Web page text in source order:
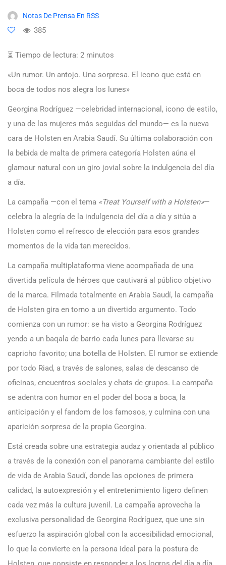
Notas De Prensa En RSS
385
⏳ Tiempo de lectura: 2 minutos
«Un rumor. Un antojo. Una sorpresa. El icono que está en
boca de todos nos alegra los lunes»
Georgina Rodríguez —celebridad internacional, icono de estilo,
y una de las mujeres más seguidas del mundo— es la nueva
cara de Holsten en Arabia Saudí. Su última colaboración con
la bebida de malta de primera categoría Holsten aúna el
glamour natural con un giro jovial sobre la indulgencia del día
a día.
La campaña —con el tema «Treat Yourself with a Holsten»—
celebra la alegría de la indulgencia del día a día y sitúa a
Holsten como el refresco de elección para esos grandes
momentos de la vida tan merecidos.
La campaña multiplataforma viene acompañada de una
divertida película de héroes que cautivará al público objetivo
de la marca. Filmada totalmente en Arabia Saudí, la campaña
de Holsten gira en torno a un divertido argumento. Todo
comienza con un rumor: se ha visto a Georgina Rodríguez
yendo a un baqala de barrio cada lunes para llevarse su
capricho favorito; una botella de Holsten. El rumor se extiende
por todo Riad, a través de salones, salas de descanso de
oficinas, encuentros sociales y chats de grupos. La campaña
se adentra con humor en el poder del boca a boca, la
anticipación y el fandom de los famosos, y culmina con una
aparición sorpresa de la propia Georgina.
Está creada sobre una estrategia audaz y orientada al público
a través de la conexión con el panorama cambiante del estilo
de vida de Arabia Saudí, donde las opciones de primera
calidad, la autoexpresión y el entretenimiento ligero definen
cada vez más la cultura juvenil. La campaña aprovecha la
exclusiva personalidad de Georgina Rodríguez, que une sin
esfuerzo la aspiración global con la accesibilidad emocional,
lo que la convierte en la persona ideal para la postura de